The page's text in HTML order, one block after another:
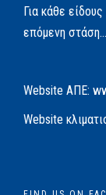
Για κάθε
επόμενη
Website AΠΕ:
Website